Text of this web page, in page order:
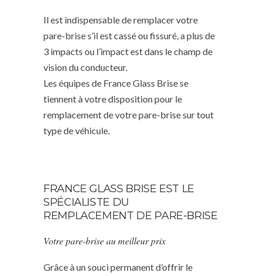
Il est indispensable de remplacer votre
pare-brise s’il est cassé ou fissuré, a plus de
3 impacts ou l’impact est dans le champ de
vision du conducteur.
Les équipes de France Glass Brise se
tiennent à votre disposition pour le
remplacement de votre pare-brise sur tout
type de véhicule.
FRANCE GLASS BRISE EST LE
SPÉCIALISTE DU
REMPLACEMENT DE PARE-BRISE
Votre pare-brise au meilleur prix
Grâce à un souci permanent d’offrir le